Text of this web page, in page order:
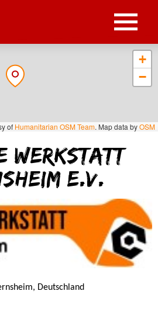
+
−
of Humanitarian OSM Team. Map data byOSM
Werkstatt
e.V.
Deutschland